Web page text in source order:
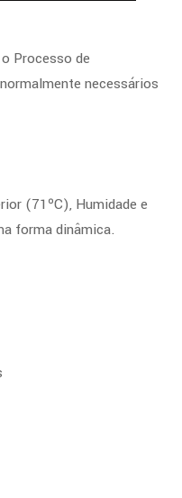
Processo de
necessários
(71ºC), Humidade e
forma dinâmica.